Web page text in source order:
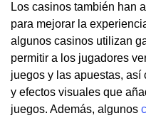
Los casinos también han
para mejorar la
algunos casinos utilizan
permitir a los jugadores
juegos y las apuestas, así
y efectos visuales que
juegos. Además, algunos